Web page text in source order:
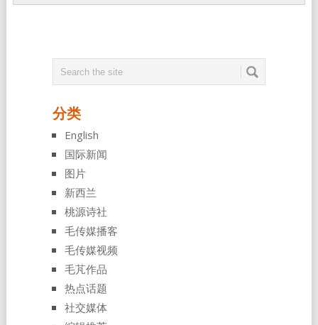
分类
English
国际新闻
图片
新西兰
桃源诗社
毛传媒播客
毛传媒视频
毛芃作品
热点话题
社交媒体